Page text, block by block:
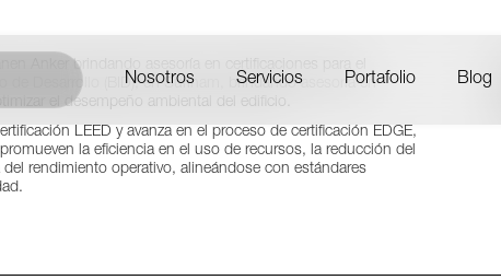
Nosotros Servicios Portafolio Blog
Anker brindando asesoría en certificaciones para el
de Desarrollo (BID), en Surinam, brindando asesoría en
el desempeño ambiental del edificio.
LEED y avanza en el proceso de certificación EDGE,
la eficiencia en el uso de recursos, la reducción del
rendimiento operativo, alineándose con estándares